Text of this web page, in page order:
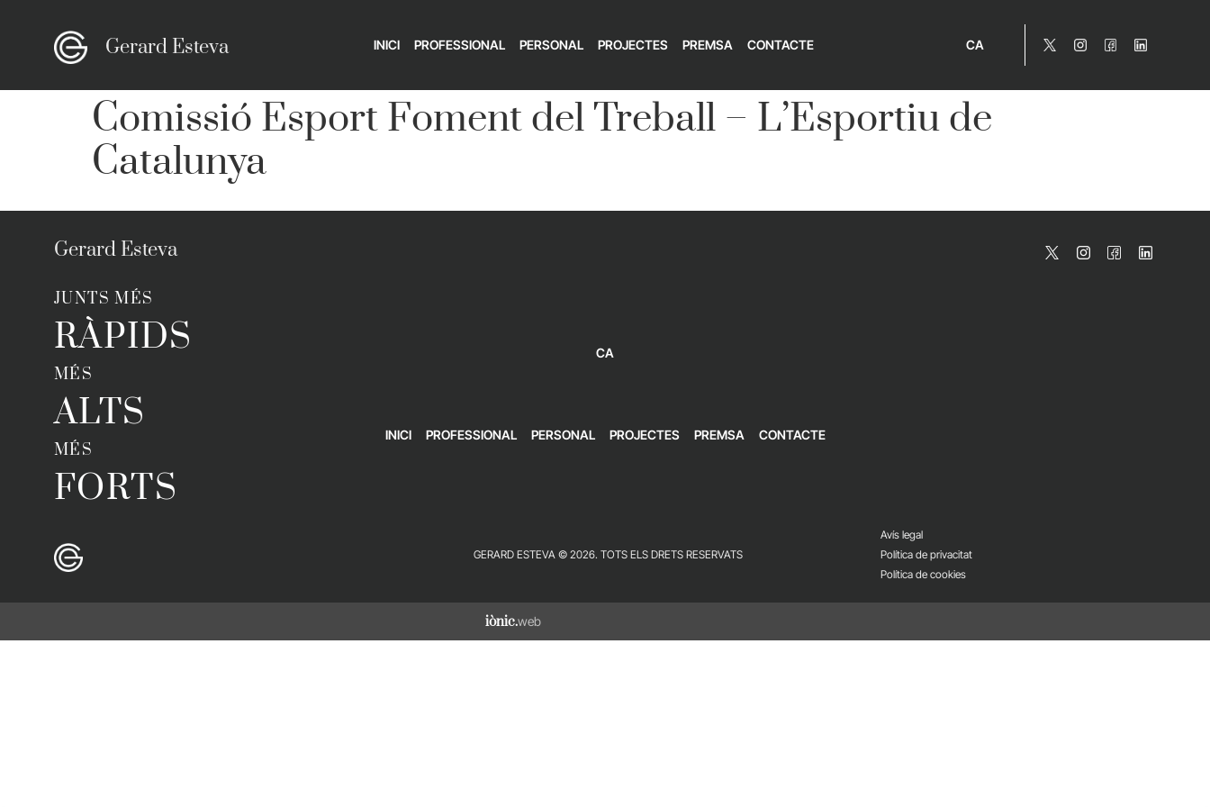
Gerard Esteva INICI PROFESSIONAL PERSONAL PROJECTES PREMSA CONTACTE CA
Comissió Esport Foment del Treball – L’Esportiu de
Catalunya
Gerard Esteva
JUNTS MÉS
RÀPIDS
MÉS
ALTS
MÉS
FORTS
CA
INICI PROFESSIONAL PERSONAL PROJECTES PREMSA CONTACTE
GERARD ESTEVA © 2026. TOTS ELS DRETS RESERVATS
Avís legal
Política de privacitat
Política de cookies
iònic.web